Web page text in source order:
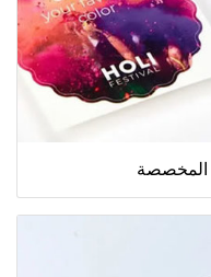
المخصصة